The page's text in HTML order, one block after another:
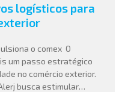
logísticos para
o comex O
um passo estratégico
no comércio exterior.
busca estimular